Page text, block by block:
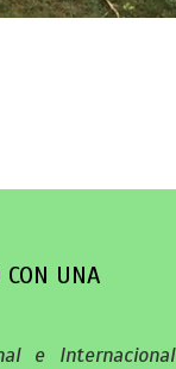
CON UNA
e Internacional